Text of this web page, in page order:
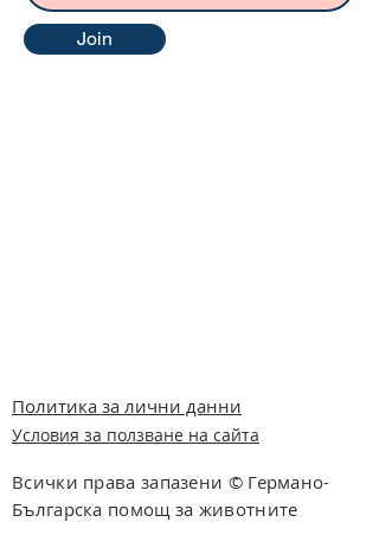
Join
Политика за лични данни
Условия за ползване на сайта
Всички права запазени © Германо-
Българска помощ за животните